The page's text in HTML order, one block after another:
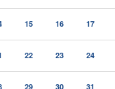
15 16 17
22 23 24
29 30 31